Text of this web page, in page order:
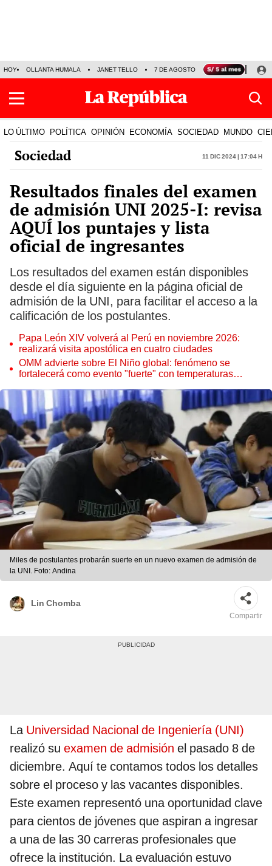
HOY OLLANTA HUMALA JANET TELLO 7 DE AGOSTO TINKA RESULTADOS
LO ÚLTIMO POLÍTICA OPINIÓN ECONOMÍA SOCIEDAD MUNDO
Sociedad 11 Dic 2024 | 17:04 h
Resultados finales del examen
de admisión UNI 2025-I: revisa
AQUÍ los puntajes y lista
oficial de ingresantes
Los resultados del examen están disponibles
desde el día siguiente en la página oficial de
admisión de la UNI, para facilitar el acceso a la
calificación de los postulantes.
Papa León XIV volverá al Perú en noviembre 2026:
realizará visita apostólica en cuatro ciudades
OMM advierte sobre El Niño global: fenómeno se
fortalecerá como evento "fuerte" con temperaturas
Miles de postulantes probarán suerte en un nuevo examen de admisión de
la UNI. Foto: Andina
Lin Chomba
Compartir
La Universidad Nacional de Ingeniería (UNI)
realizó su examen de admisión el pasado 8 de
diciembre. Aquí te contamos todos los detalles
sobre el proceso y las vacantes disponibles.
Este examen representó una oportunidad clave
para cientos de jóvenes que aspiran a ingresar
a una de las 30 carreras profesionales que
ofrece la institución. La evaluación estuvo